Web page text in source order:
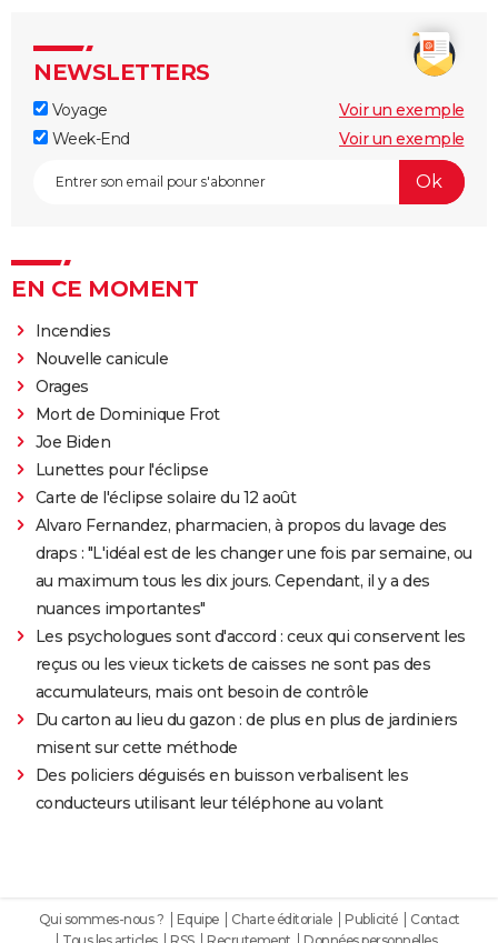
NEWSLETTERS
Voyage
Voir un exemple
Week-End
Voir un exemple
EN CE MOMENT
Incendies
Nouvelle canicule
Orages
Mort de Dominique Frot
Joe Biden
Lunettes pour l'éclipse
Carte de l'éclipse solaire du 12 août
Alvaro Fernandez, pharmacien, à propos du lavage des
draps : "L'idéal est de les changer une fois par semaine, ou
au maximum tous les dix jours. Cependant, il y a des
nuances importantes"
Les psychologues sont d'accord : ceux qui conservent les
reçus ou les vieux tickets de caisses ne sont pas des
accumulateurs, mais ont besoin de contrôle
Du carton au lieu du gazon : de plus en plus de jardiniers
misent sur cette méthode
Des policiers déguisés en buisson verbalisent les
conducteurs utilisant leur téléphone au volant
Qui sommes-nous ? Equipe Charte éditoriale Publicité
Contact